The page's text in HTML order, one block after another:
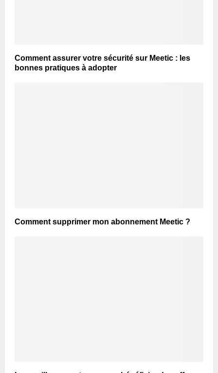
Comment assurer votre sécurité sur Meetic : les
bonnes pratiques à adopter
Comment supprimer mon abonnement Meetic ?